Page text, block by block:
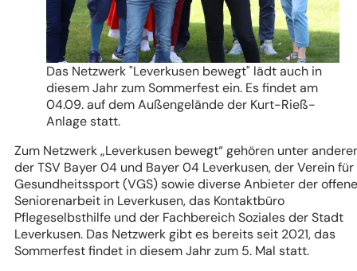
Das Netzwerk "Leverkusen bewegt" lädt auch in
diesem Jahr zum Sommerfest ein. Es findet am
04.09. auf dem Außengelände der Kurt-Rieß-
Anlage statt.
Zum Netzwerk „Leverkusen bewegt“ gehören unter
der TSV Bayer 04 und Bayer 04 Leverkusen, der Verein für
Gesundheitssport (VGS) sowie diverse Anbieter der
Seniorenarbeit in Leverkusen, das Kontaktbüro
Pflegeselbsthilfe und der Fachbereich Soziales der Stadt
Leverkusen. Das Netzwerk gibt es bereits seit 2021, das
Sommerfest findet in diesem Jahr zum 5. Mal statt.